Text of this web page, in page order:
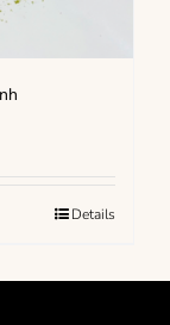
Details